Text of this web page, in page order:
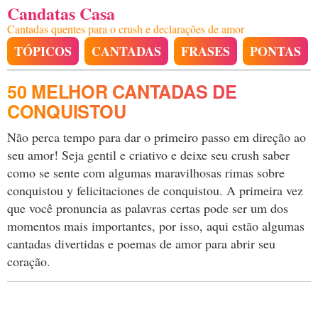
Candatas Casa
Cantadas quentes para o crush e declarações de amor
TÓPICOS CANTADAS FRASES PONTAS
50 MELHOR CANTADAS DE
CONQUISTOU
Não perca tempo para dar o primeiro passo em direção ao
seu amor! Seja gentil e criativo e deixe seu crush saber
como se sente com algumas maravilhosas rimas sobre
conquistou y felicitaciones de conquistou. A primeira vez
que você pronuncia as palavras certas pode ser um dos
momentos mais importantes, por isso, aqui estão algumas
cantadas divertidas e poemas de amor para abrir seu
coração.